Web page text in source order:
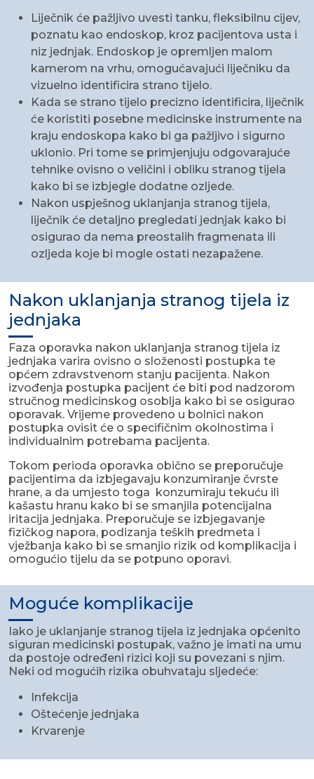
Liječnik će pažljivo uvesti tanku, fleksibilnu cijev,
poznatu kao endoskop, kroz pacijentova usta i
niz jednjak. Endoskop je opremljen malom
kamerom na vrhu, omogućavajući liječniku da
vizuelno identificira strano tijelo.
Kada se strano tijelo precizno identificira, liječnik
će koristiti posebne medicinske instrumente na
kraju endoskopa kako bi ga pažljivo i sigurno
uklonio. Pri tome se primjenjuju odgovarajuće
tehnike ovisno o veličini i obliku stranog tijela
kako bi se izbjegle dodatne ozljede.
Nakon uspješnog uklanjanja stranog tijela,
liječnik će detaljno pregledati jednjak kako bi
osigurao da nema preostalih fragmenata ili
ozljeda koje bi mogle ostati nezapažene.
Nakon uklanjanja stranog tijela iz
jednjaka
Faza oporavka nakon uklanjanja stranog tijela iz
jednjaka varira ovisno o složenosti postupka te
općem zdravstvenom stanju pacijenta. Nakon
izvođenja postupka pacijent će biti pod nadzorom
stručnog medicinskog osoblja kako bi se osigurao
oporavak. Vrijeme provedeno u bolnici nakon
postupka ovisit će o specifičnim okolnostima i
individualnim potrebama pacijenta.
Tokom perioda oporavka obično se preporučuje
pacijentima da izbjegavaju konzumiranje čvrste
hrane, a da umjesto toga konzumiraju tekuću ili
kašastu hranu kako bi se smanjila potencijalna
iritacija jednjaka. Preporučuje se izbjegavanje
fizičkog napora, podizanja teških predmeta i
vježbanja kako bi se smanjio rizik od komplikacija i
omogućio tijelu da se potpuno oporavi.
Moguće komplikacije
Iako je uklanjanje stranog tijela iz jednjaka općenito
siguran medicinski postupak, važno je imati na umu
da postoje određeni rizici koji su povezani s njim.
Neki od mogućih rizika obuhvataju sljedeće:
Infekcija
Oštećenje jednjaka
Krvarenje